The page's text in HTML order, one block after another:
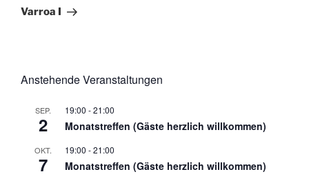
Beitrag
Varroa I
Anstehende Veranstaltungen
SEP.
2
19:00 -21:00
Monatstreffen (Gäste herzlich willkommen)
OKT.
7
19:00 -21:00
Monatstreffen (Gäste herzlich willkommen)